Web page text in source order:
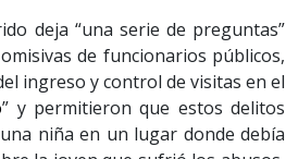
deja “una serie de preguntas”
de funcionarios públicos,
ingreso y control de visitas en el
” y permitieron que estos delitos
niña en un lugar donde debía